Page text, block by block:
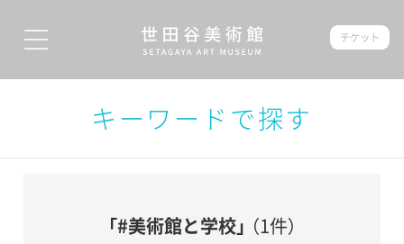
チケット
キーワードで探す
「#美術館と学校」 （1件）